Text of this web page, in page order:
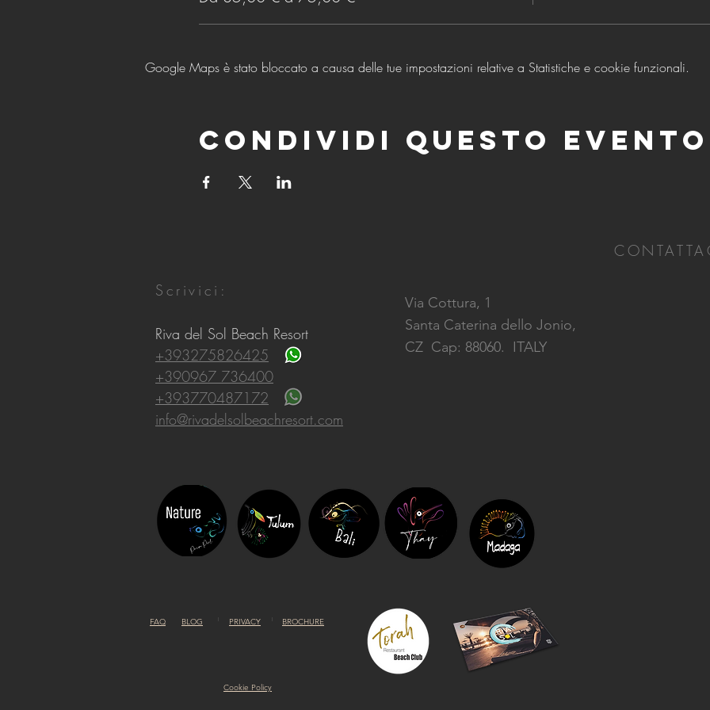
Google Maps è stato bloccato a causa delle tue impostazioni relative a Statistiche e cookie funzionali.
Condividi questo evento
Scrivici:
Riva del Sol Beach Resort
+393275826425
+390967 736400
+393770487172
info@rivadelsolbeachresort.com
Via Cottura, 1
Santa Caterina dello Jonio,
CZ Cap: 88060. ITALY
FAQ BLOG PRIVACY BROCHURE
Cookie Policy